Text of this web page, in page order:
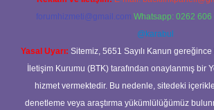
forumhizmeti@gmail.com Whatsapp: 0262 606
@karabul
Yasal Uyarı: Sitemiz, 5651 Sayılı Kanun
İletişim Kurumu (BTK) tarafından onaylanmış bir
hizmet vermektedir. Bu nedenle, sitedeki
denetleme veya araştırma yükümlülüğümüz